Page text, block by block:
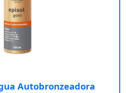
Autobronzeadora